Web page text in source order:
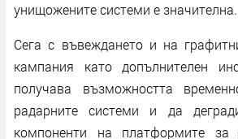
унищожените системи е значителна.
Сега с въвеждането и на
кампания като допълнителен
получава възможността
радарните системи и да
компоненти на платформите за